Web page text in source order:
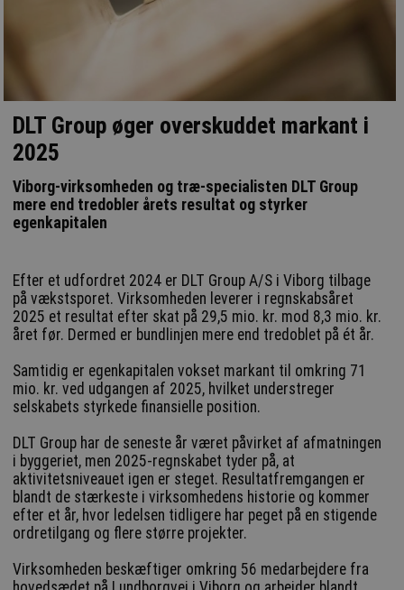
DLT Group øger overskuddet markant i
2025
Viborg-virksomheden og træ-specialisten DLT Group
mere end tredobler årets resultat og styrker
egenkapitalen
Efter et udfordret 2024 er DLT Group A/S i Viborg tilbage
på vækstsporet. Virksomheden leverer i regnskabsåret
2025 et resultat efter skat på 29,5 mio. kr. mod 8,3 mio. kr.
året før. Dermed er bundlinjen mere end tredoblet på ét år.
Samtidig er egenkapitalen vokset markant til omkring 71
mio. kr. ved udgangen af 2025, hvilket understreger
selskabets styrkede finansielle position.
DLT Group har de seneste år været påvirket af afmatningen
i byggeriet, men 2025-regnskabet tyder på, at
aktivitetsniveauet igen er steget. Resultatfremgangen er
blandt de stærkeste i virksomhedens historie og kommer
efter et år, hvor ledelsen tidligere har peget på en stigende
ordretilgang og flere større projekter.
Virksomheden beskæftiger omkring 56 medarbejdere fra